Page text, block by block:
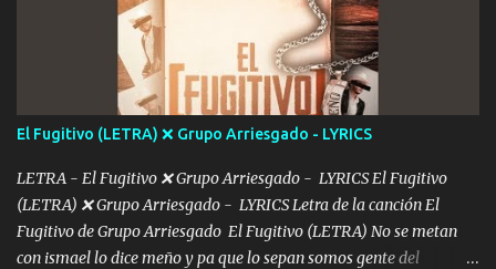
De mi vida... Cómo tú no hay nadie más No hay nadie
más Si te sientes sola no me llames porfa Me pongo sencible e
imagino tu sombra Clase azul es el tequila e interior la ropa Clip
cap la champagne el polvo es color rosa Me contacto un ángel eres
tú mi hermosa La que me alegra los días y sigo tomando Y
pensar... Que tú ya no vas a estar Pasarán... Solito me dejaras
Intentar... ...
El Fugitivo (LETRA) ❌ Grupo Arriesgado - LYRICS
LETRA - El Fugitivo ❌ Grupo Arriesgado - LYRICS El Fugitivo
(LETRA) ❌ Grupo Arriesgado - LYRICS Letra de la canción El
Fugitivo de Grupo Arriesgado El Fugitivo (LETRA) No se metan
con ismael lo dice meño y pa que lo sepan somos gente del